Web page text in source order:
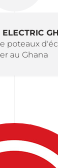
poteaux
au Ghana